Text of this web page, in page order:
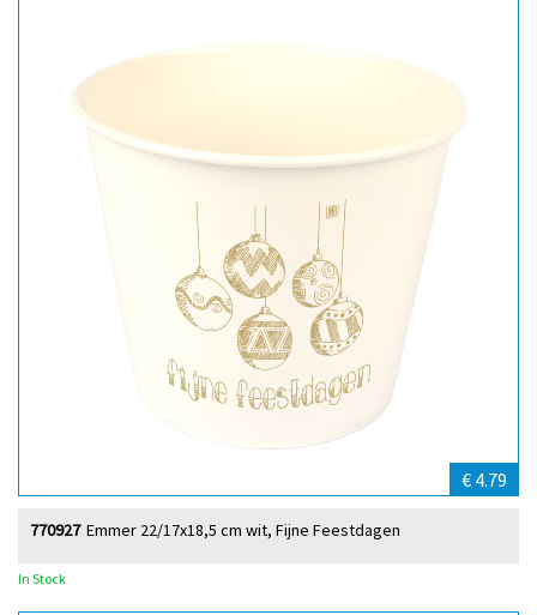
€ 4.79
Emmer 22/17x18,5 cm wit, Fijne Feestdagen
770927
In Stock